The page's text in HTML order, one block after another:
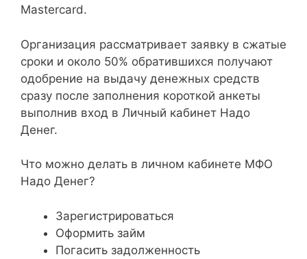
Mastercard.
Организация рассматривает заявку в сжатые
сроки и около 50% обратившихся получают
одобрение на выдачу денежных средств
сразу после заполнения короткой анкеты
выполнив вход в Личный кабинет Надо
Денег.
Что можно делать в личном кабинете МФО
Надо Денег?
Зарегистрироваться
Оформить займ
Погасить задолженность